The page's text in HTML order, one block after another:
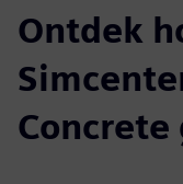
Ontdek